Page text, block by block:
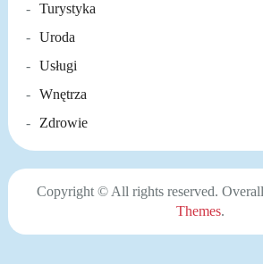
Turystyka
Uroda
Usługi
Wnętrza
Zdrowie
Copyright © All rights reserved.
Themes.